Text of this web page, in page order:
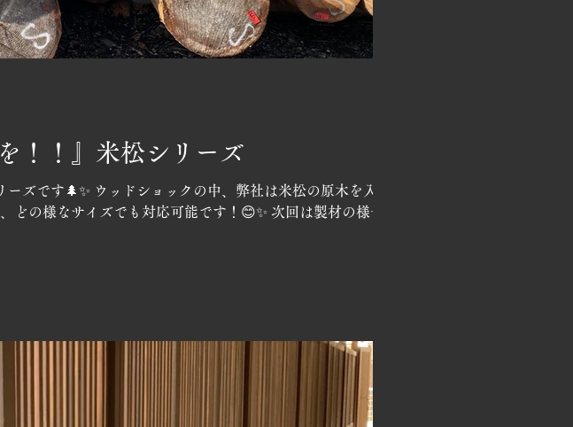
！！』米松シリーズ
ズです🌲✨ ウッドショックの中、弊社は米松の原木を入
の様なサイズでも対応可能です！😊✨ 次回は製材の様子